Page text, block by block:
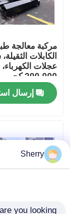
معلومات عنا
جولة في
رقابة جودة
أخبار
رافعة شوكية
مركبة معالجة
الكابلات
عجلات
200،000 كجم
إرسال
Sherry
you looking